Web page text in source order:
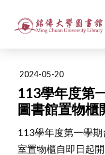
2024-05-20
113學年度第
圖書館置物櫃
113學年度第一學
室置物櫃自即日起